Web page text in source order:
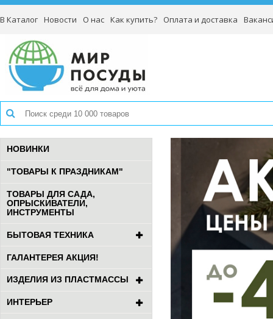
В Каталог Новости О нас Как купить? Оплата и доставка
НОВИНКИ
"ТОВАРЫ К ПРАЗДНИКАМ"
ТОВАРЫ ДЛЯ САДА,
ОПРЫСКИВАТЕЛИ,
ИНСТРУМЕНТЫ
БЫТОВАЯ ТЕХНИКА
ГАЛАНТЕРЕЯ АКЦИЯ!
ИЗДЕЛИЯ ИЗ ПЛАСТМАССЫ
ИНТЕРЬЕР